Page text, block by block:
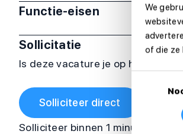
We
of die ze
Functie-eisen
Sollicitatie
Is deze vacature je op het lijf
Solliciteer direct
Solliciteer binnen 1 minuut